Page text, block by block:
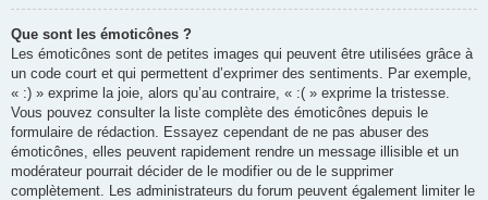
Que sont les émoticônes ?
Les émoticônes sont de petites images qui peuvent être utilisées grâce à
un code court et qui permettent d’exprimer des sentiments. Par exemple,
« :) » exprime la joie, alors qu’au contraire, « :( » exprime la tristesse.
Vous pouvez consulter la liste complète des émoticônes depuis le
formulaire de rédaction. Essayez cependant de ne pas abuser des
émoticônes, elles peuvent rapidement rendre un message illisible et un
modérateur pourrait décider de le modifier ou de le supprimer
complètement. Les administrateurs du forum peuvent également limiter le